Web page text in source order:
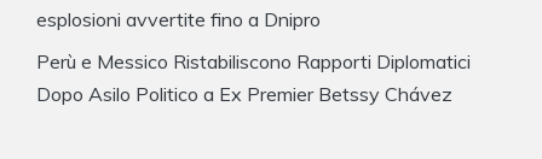
esplosioni avvertite fino a Dnipro
Perù e Messico Ristabiliscono Rapporti Diplomatici
Dopo Asilo Politico a Ex Premier Betssy Chávez